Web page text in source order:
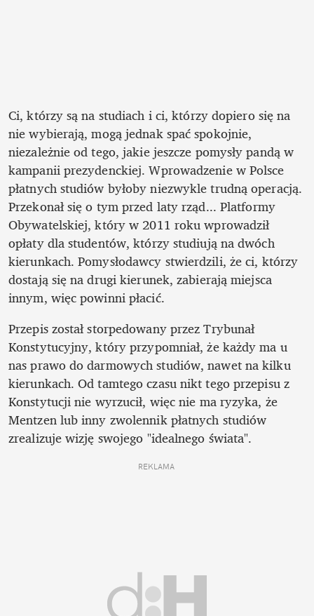
Ci, którzy są na studiach i ci, którzy dopiero się na
nie wybierają, mogą jednak spać spokojnie,
niezależnie od tego, jakie jeszcze pomysły pandą w
kampanii prezydenckiej. Wprowadzenie w Polsce
płatnych studiów byłoby niezwykle trudną operacją.
Przekonał się o tym przed laty rząd... Platformy
Obywatelskiej, który w 2011 roku wprowadził
opłaty dla studentów, którzy studiują na dwóch
kierunkach. Pomysłodawcy stwierdzili, że ci, którzy
dostają się na drugi kierunek, zabierają miejsca
innym, więc powinni płacić.
Przepis został storpedowany przez Trybunał
Konstytucyjny, który przypomniał, że każdy ma u
nas prawo do darmowych studiów, nawet na kilku
kierunkach. Od tamtego czasu nikt tego przepisu z
Konstytucji nie wyrzucił, więc nie ma ryzyka, że
Mentzen lub inny zwolennik płatnych studiów
zrealizuje wizję swojego "idealnego świata".
REKLAMA